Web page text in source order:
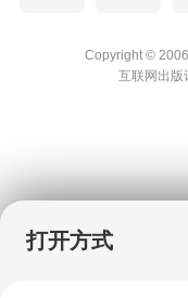
Copyright ©
互联网出版
打开方式